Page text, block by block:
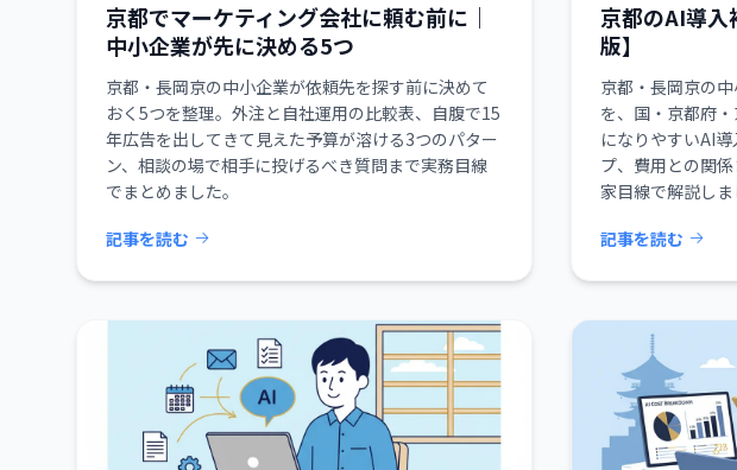
京都でマーケティング会社に頼む前に｜
中小企業が先に決める5つ
京都・長岡京の中小企業が依頼先を探す前に決めて
おく5つを整理。外注と自社運用の比較表、自腹で15
年広告を出してきて見えた予算が溶ける3つのパター
ン、相談の場で相手に投げるべき質問まで実務目線
でまとめました。
記事を読む
京都のAI導
版】
京都・長岡京の
を、国・京都府
になりやすいAI
プ、費用との関
家目線で解説しま
記事を読む